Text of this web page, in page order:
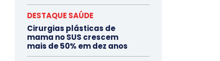
DESTAQUE SAÚDE
Cirurgias plásticas de
mama no SUS crescem
mais de 50% em dez anos